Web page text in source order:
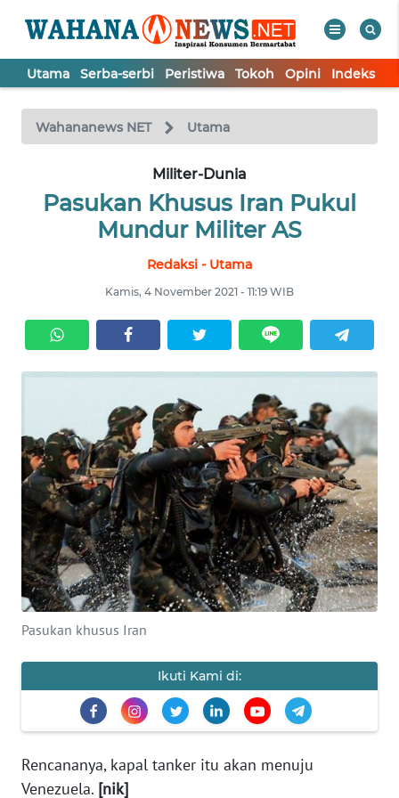
Utama Serba-serbi Peristiwa Tokoh Opini Indeks
Wahananews NET Utama
Militer-Dunia
Pasukan Khusus Iran Pukul
Mundur Militer AS
Redaksi - Utama
Kamis, 4 November 2021 - 11:19 WIB
Pasukan khusus Iran
Ikuti Kami di:
Rencananya, kapal tanker itu akan menuju
Venezuela. [nik]
TV
Tutup
TOKOH
Informasi
INDEKS
BERITA
KONTAK
KAMI
INFO
IKLAN
MEDIA
SIBER